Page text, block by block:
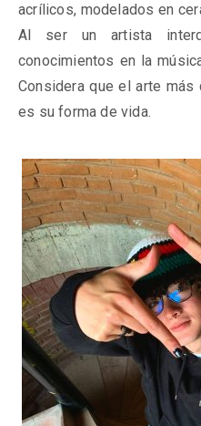
acrílicos, modelados en
Al ser un artista
conocimientos en la
Considera que el arte más
es su forma de vida.